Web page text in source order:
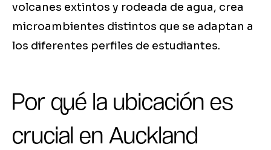
volcanes extintos y rodeada de agua, crea
microambientes distintos que se adaptan a
los diferentes perfiles de estudiantes.
Por qué la ubicación es
crucial en Auckland